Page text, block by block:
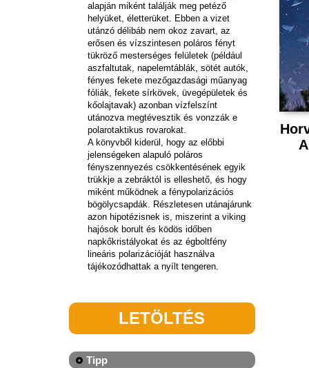
alapján miként találják meg petéző
helyüket, életterüket. Ebben a vizet
utánzó délibáb nem okoz zavart, az
erősen és vízszintesen poláros fényt
tükröző mesterséges felületek (például
aszfaltutak, napelemtáblák, sötét autók,
fényes fekete mezőgazdasági műanyag
fóliák, fekete sírkövek, üvegépületek és
kőolajtavak) azonban vízfelszínt
utánozva megtévesztik és vonzzák e
polarotaktikus rovarokat.
A könyvből kiderül, hogy az előbbi
jelenségeken alapuló poláros
fényszennyezés csökkentésének egyik
trükkje a zebráktól is elleshető, és hogy
miként működnek a fénypolarizációs
bögölycsapdák. Részletesen utánajárunk
azon hipotézisnek is, miszerint a viking
hajósok borult és ködös időben
napkőkristályokat és az égboltfény
lineáris polarizációját használva
tájékozódhattak a nyílt tengeren.
LETÖLTÉS
Tipp